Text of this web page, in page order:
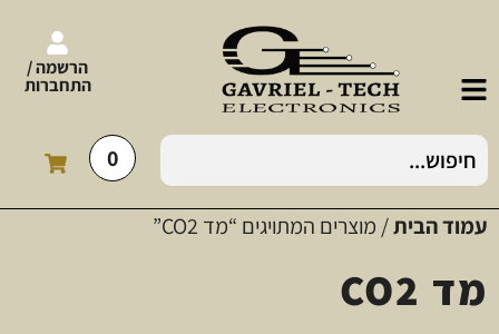
הרשמה /
התחברות
0
עמוד הבית/ מוצרים המתויגים “מד CO2”
מד CO2